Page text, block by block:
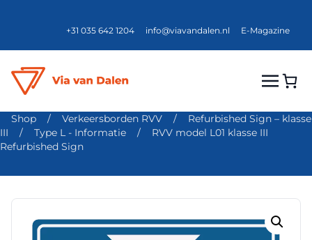
+31 035 642 1204 info@viavandalen.nl E-Magazine
Shop / Verkeersborden RVV /
Refurbished Sign – klasse
III
/ Type L - Informatie /
RVV model L01 klasse III
Refurbished Sign